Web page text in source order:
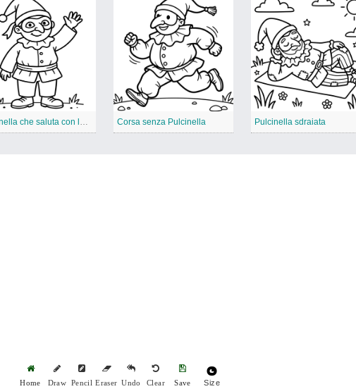
Pulcinella che saluta con la mano Corsa senza Pulcinella Pulcinella sdraiata
Home Draw Pencil Eraser Undo Clear Save Size